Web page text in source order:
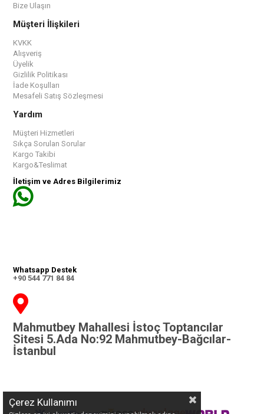
Bize Ulaşın
Müşteri İlişkileri
KVKK
Alışveriş
Üyelik
Gizlilik Politikası
İade Koşulları
Mesafeli Satış Sözleşmesi
Yardım
Müşteri Hizmetleri
Sıkça Sorulan Sorular
Kargo Takibi
Kargo&Teslimat
İletişim ve Adres Bilgilerimiz
Whatsapp Destek
+90 544 771 84 84
Mahmutbey Mahallesi İstoç Toptancılar
Sitesi 5.Ada No:92 Mahmutbey-Bağcılar-
İstanbul
Çerez Kullanımı